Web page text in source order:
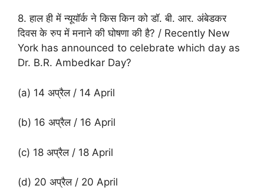
8. हाल ही में न्यूयॉर्क ने किस किन को डॉ. बी. आर. अंबेडकर
दिवस के रुप में मनाने की घोषणा की है? / Recently New
York has announced to celebrate which day as
Dr. B.R. Ambedkar Day?
(a) 14 अप्रैल / 14 April
(b) 16 अप्रैल / 16 April
(c) 18 अप्रैल / 18 April
(d) 20 अप्रैल / 20 April